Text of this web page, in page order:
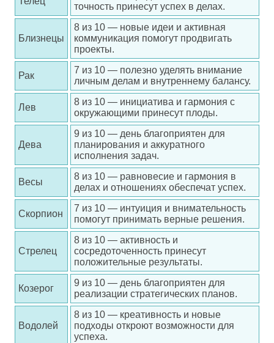
точность принесут успех в делах.
Близнецы
8 из 10 — новые идеи и активная
коммуникация помогут продвигать
проекты.
Рак
7 из 10 — полезно уделять внимание
личным делам и внутреннему балансу.
Лев
8 из 10 — инициатива и гармония с
окружающими принесут плоды.
Дева
9 из 10 — день благоприятен для
планирования и аккуратного
исполнения задач.
Весы
8 из 10 — равновесие и гармония в
делах и отношениях обеспечат успех.
Скорпион
7 из 10 — интуиция и внимательность
помогут принимать верные решения.
Стрелец
8 из 10 — активность и
сосредоточенность принесут
положительные результаты.
Козерог
9 из 10 — день благоприятен для
реализации стратегических планов.
Водолей
8 из 10 — креативность и новые
подходы откроют возможности для
успеха.